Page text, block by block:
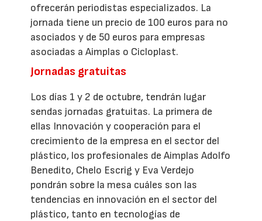
ofrecerán periodistas especializados. La
jornada tiene un precio de 100 euros para no
asociados y de 50 euros para empresas
asociadas a Aimplas o Cicloplast.
Jornadas gratuitas
Los días 1 y 2 de octubre, tendrán lugar
sendas jornadas gratuitas. La primera de
ellas Innovación y cooperación para el
crecimiento de la empresa en el sector del
plástico, los profesionales de Aimplas Adolfo
Benedito, Chelo Escrig y Eva Verdejo
pondrán sobre la mesa cuáles son las
tendencias en innovación en el sector del
plástico, tanto en tecnologías de